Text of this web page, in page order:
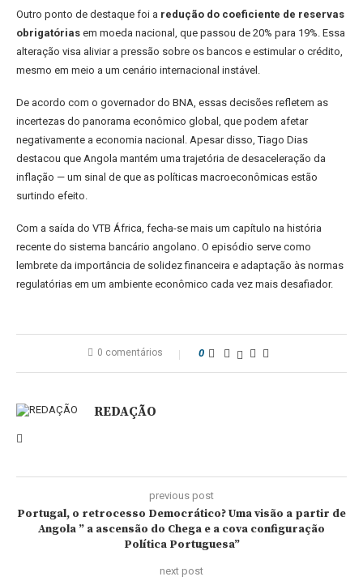
Outro ponto de destaque foi a redução do coeficiente de reservas
obrigatórias em moeda nacional, que passou de 20% para 19%. Essa
alteração visa aliviar a pressão sobre os bancos e estimular o crédito,
mesmo em meio a um cenário internacional instável.
De acordo com o governador do BNA, essas decisões refletem as
incertezas do panorama econômico global, que podem afetar
negativamente a economia nacional. Apesar disso, Tiago Dias
destacou que Angola mantém uma trajetória de desaceleração da
inflação — um sinal de que as políticas macroeconômicas estão
surtindo efeito.
Com a saída do VTB África, fecha-se mais um capítulo na história
recente do sistema bancário angolano. O episódio serve como
lembrete da importância de solidez financeira e adaptação às normas
regulatórias em um ambiente econômico cada vez mais desafiador.
0 comentários 0
REDAÇÃO
previous post
Portugal, o retrocesso Democrático? Uma visão a partir de
Angola ” a ascensão do Chega e a cova configuração
Política Portuguesa”
next post